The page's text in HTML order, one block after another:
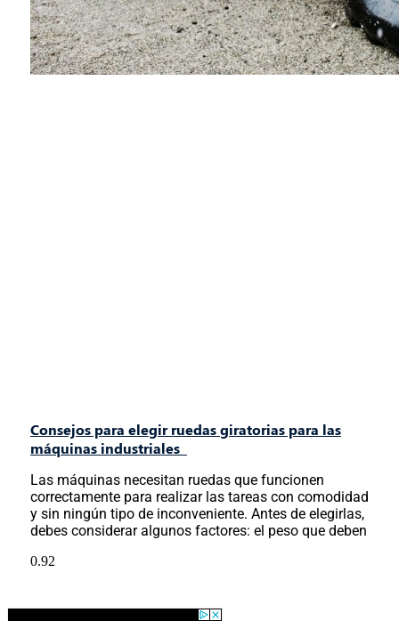
Consejos para elegir ruedas giratorias para las
máquinas industriales
Las máquinas necesitan ruedas que funcionen
correctamente para realizar las tareas con comodidad
y sin ningún tipo de inconveniente. Antes de elegirlas,
debes considerar algunos factores: el peso que deben